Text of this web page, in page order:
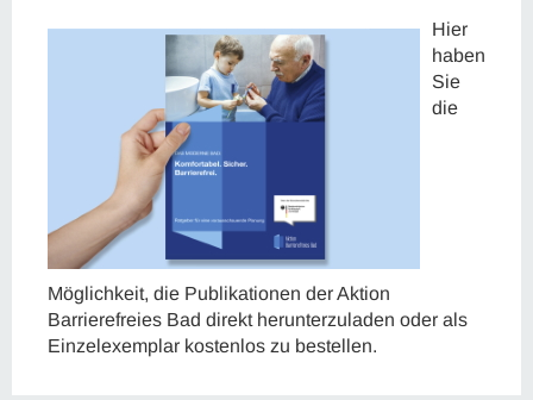
Hier
haben
Sie
die
Möglichkeit, die Publikationen der Aktion
Barrierefreies Bad direkt herunterzuladen oder als
Einzelexemplar kostenlos zu bestellen.